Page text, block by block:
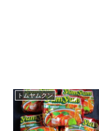
トムヤムクン